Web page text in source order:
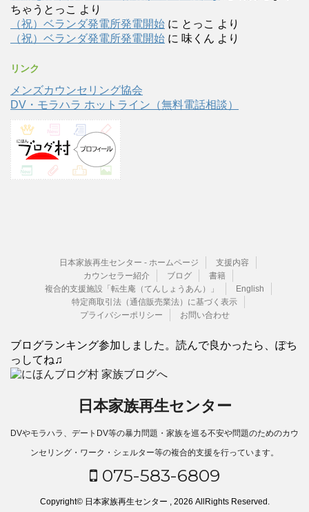
ちゃうとっこ より
（祝）ベランダ発電所発電開始 に とっこ より
（祝）ベランダ発電所発電開始 に 味くん より
リンク
メンズカウンセリング協会
DV・モラハラ ホットライン（無料電話相談）
日本家族再生センター - ホームページ
支援内容
カウンセラー紹介
ブログ
書籍
複合的支援施設「転生庵（てんしょうあん）」
English
特定商取引法（通信販売業法）に基づく表示
プライバシーポリシー
お問い合わせ
ブログランキング参加しました。読んで良かったら、ぽち
っしてね♫
日本家族再生センター
DVやモラハラ、デートDV等の暴力問題・家族を巡る不安や問題のためのカウ
ンセリング・ワーク・シェルター等の複合的支援を行っています。
075-583-6809
Copyright© 日本家族再生センター , 2026 AllRights Reserved.